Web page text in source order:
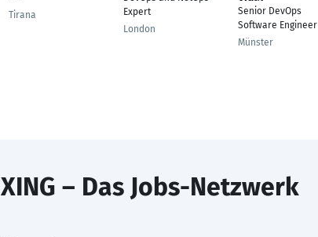
Tirana
Expert
London
Senior DevOps
Software Engineer
Münster
XING – Das Jobs-Netzwerk